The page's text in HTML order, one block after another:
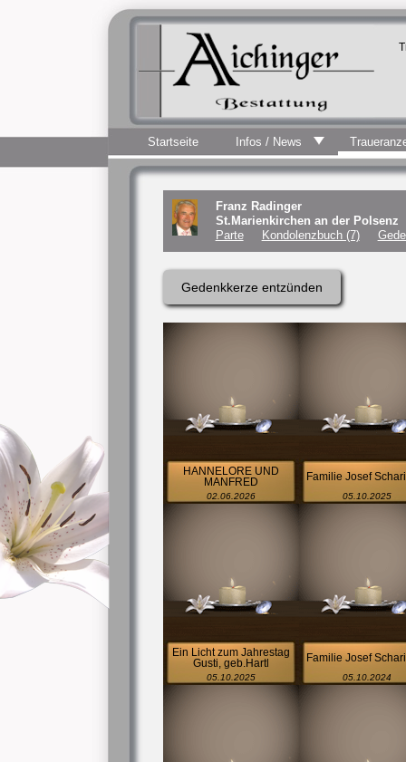
Startseite Infos / News
Franz Radinger
St.Marienkirchen an der Polsenz
Parte
Kondolenzbuch (7)
Gedenkkerze entzünden
HANNELORE UND
MANFRED
02.06.2026
Familie Josef
05.10.2025
Ein Licht zum Jahrestag
Gusti, geb.Hartl
05.10.2025
Familie Josef
05.10.2024